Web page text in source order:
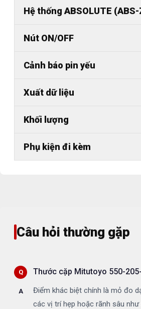
Hệ thống ABSOLUTE
Nút ON/OFF
Cảnh báo pin yếu
Xuất dữ liệu
Khối lượng
Phụ kiện đi kèm
Câu hỏi thường gặp
Thước cặp Mitutoyo 550-
Điểm khác biệt chính là mỏ đo
các vị trí hẹp hoặc rãnh sâu như